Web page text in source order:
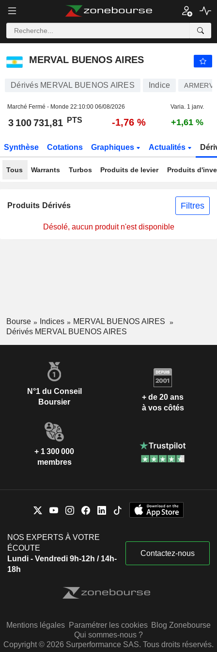
MERVAL BUENOS AIRES
Dérivés MERVAL BUENOS AIRES Indice
Marché Fermé - Monde 22:10:00 06/08/2026 Varia. 1 janv.
3 100 731,81 PTS -1,76 % +1,61 %
Synthèse Cotations Graphiques Actualités
Tous Warrants Turbos Produits de levier Produits
Produits Dérivés Filtres
Désolé, aucun produit n'est disponible
Bourse Indices
MERVAL BUENOS AIRES
Dérivés MERVAL BUENOS AIRES
N°1 du Conseil
Boursier
+ de 20 ans
à vos côtés
+ 1 300 000
membres
NOS EXPERTS À VOTRE
ÉCOUTE
Lundi - Vendredi 9h-12h / 14h-
18h
Contactez-nous
Mentions légales Paramétrer les cookies Blog Zonebourse
Qui sommes-nous ?
Copyright © 2026 Surperformance SAS. Tous droits réservés.